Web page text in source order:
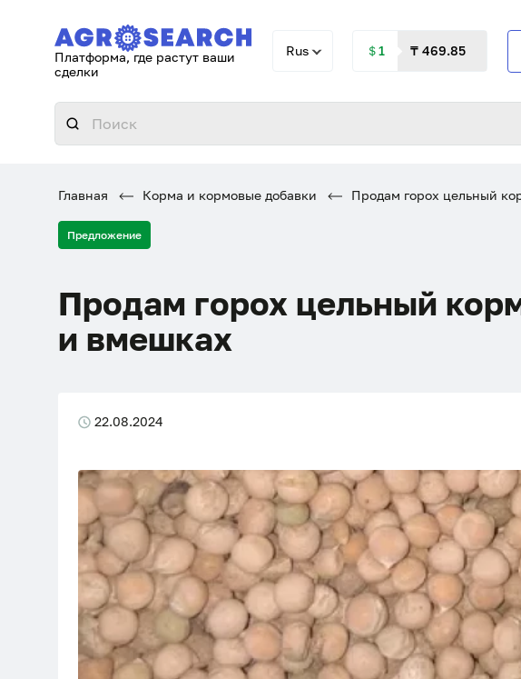
Платформа, где растут ваши
сделки
Rus ＄1 ₸ 469.85
Главная Корма и кормовые добавки Продам горох цельный
Предложение
Продам горох цельный
и вмешках
22.08.2024